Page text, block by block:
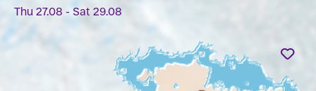
Thu 27.08 - Sat 29.08